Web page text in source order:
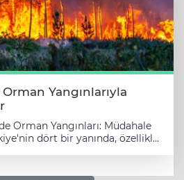
Yangınlarıyla
Orman Yangınları: Müdahale
Tekirdağ ve Kahramanmaraş'ta